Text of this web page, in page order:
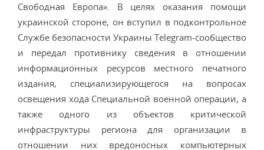
Свободная Европа». В целях оказания помощи
украинской стороне, он вступил в подконтрольное
Службе безопасности Украины Telegram-сообщество
и передал противнику сведения в отношении
информационных ресурсов местного печатного
издания, специализирующегося на вопросах
освещения хода Специальной военной операции, а
также одного из объектов критической
инфраструктуры региона для организации в
отношении них вредоносных компьютерных